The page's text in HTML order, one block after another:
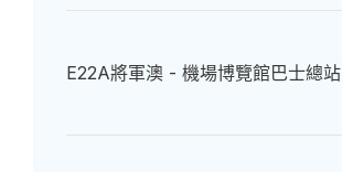
E22A將軍澳 - 機場博覽館巴士總站